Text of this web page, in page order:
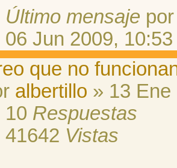
Último mensaje
06 Jun 2009, 10:53
que no
albertillo » 13 Ene
10 Respuestas
41642 Vistas